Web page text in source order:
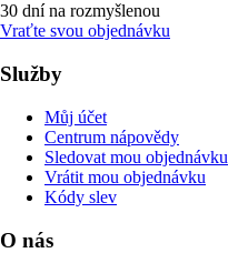
30 dní na rozmyšlenou
Vraťte svou objednávku
Služby
Můj účet
Centrum nápovědy
Sledovat mou objednávku
Vrátit mou objednávku
Kódy slev
O nás